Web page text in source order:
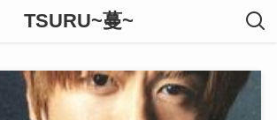
TSURU~蔓~